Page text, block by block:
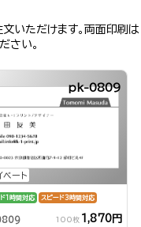
いただけます。両面印刷は
さい。
ベート
pk-0809
ド1時間対応 スピード3時間対応
100枚 1,870円